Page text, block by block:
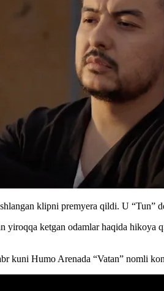
klipni premyera qildi. U “Tun”
ketgan odamlar haqida hikoya
kuni Humo Arenada “Vatan” nomli